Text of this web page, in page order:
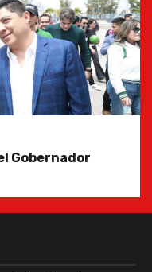
Gobernador